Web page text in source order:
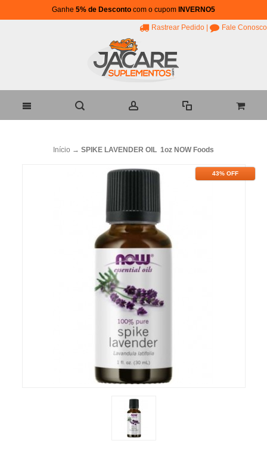
Ganhe 5% de Desconto com o cupom INVERNO5
Rastrear Pedido Fale Conosco
Início → SPIKE LAVENDER OIL 1oz NOW Foods
43% OFF